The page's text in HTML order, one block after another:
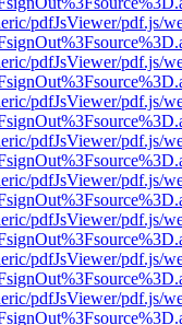
pdfJsViewer/pdf.js/
pdfJsViewer/pdf.js/
pdfJsViewer/pdf.js/
pdfJsViewer/pdf.js/
pdfJsViewer/pdf.js/
pdfJsViewer/pdf.js/
pdfJsViewer/pdf.js/
pdfJsViewer/pdf.js/